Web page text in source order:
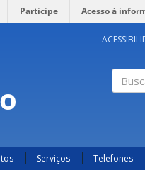
Participe Acesso à
Serviços Telefones